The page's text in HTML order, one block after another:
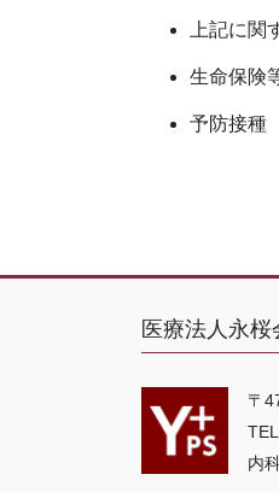
上記に関
生命保険
予防接
医療法人永
〒
内